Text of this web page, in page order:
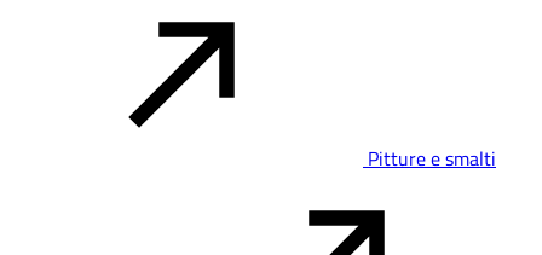
Pitture e smalti